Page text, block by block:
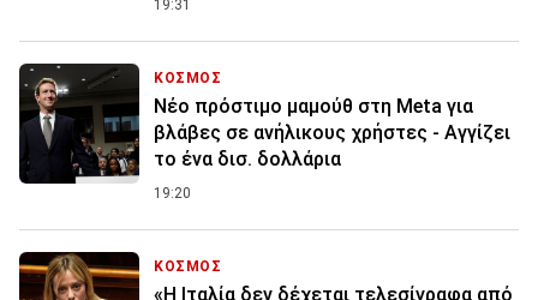
19:31
ΚΟΣΜΟΣ
Nέο πρόστιμο μαμούθ στη Meta για
βλάβες σε ανήλικους χρήστες - Αγγίζει
το ένα δισ. δολλάρια
19:20
ΚΟΣΜΟΣ
«Η Ιταλία δεν δέχεται τελεσίγραφα από